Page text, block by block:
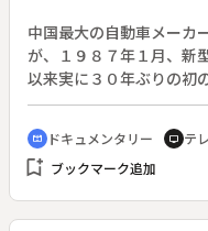
中国最大の自動車メーカ
が、１９８７年１月、新
以来実に３０年ぶりの初
導入という経済改革を進
しい販売競争を繰り広げ
デルチェンジでライバル
向上をねらって生産現場
ど、変ぼうする中国産業
cinematic_blur ドキュメンタリー tv テ
bookmark_add ブックマーク追加